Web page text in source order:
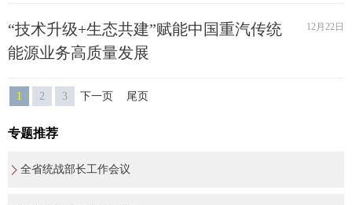
“技术升级+生态共建”赋能中国重汽传统
能源业务高质量发展
12月22日
1 2 3 下一页 尾页
专题推荐
全省统战部长工作会议